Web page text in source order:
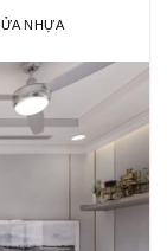
NHỰA